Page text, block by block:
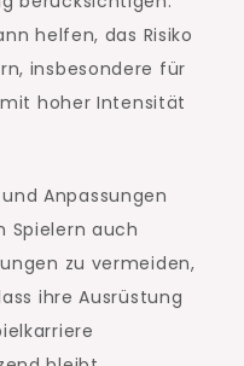
helfen, das Risiko
insbesondere für
hoher Intensität
Anpassungen
Spielern auch
zu vermeiden,
ihre Ausrüstung